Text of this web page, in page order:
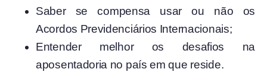
Saber se compensa usar ou não os
Acordos Previdenciários Internacionais;
Entender melhor os desafios na
aposentadoria no país em que reside.